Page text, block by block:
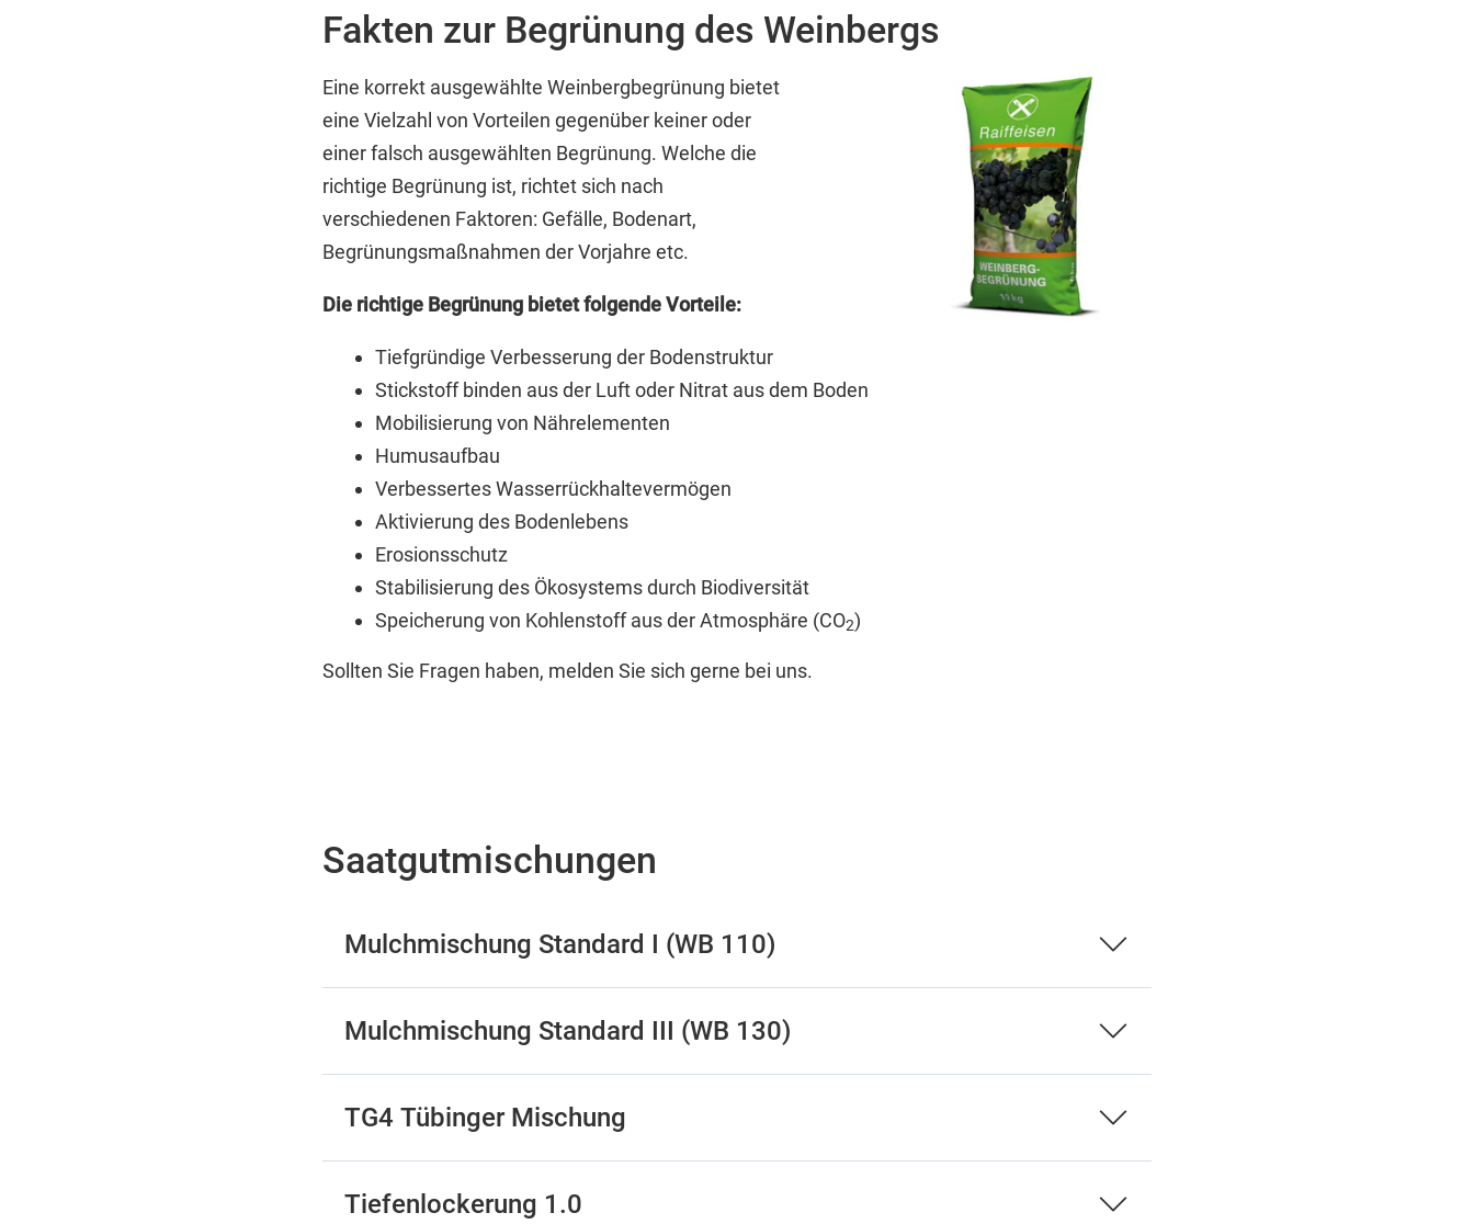
Fakten zur Begrünung des Weinbergs
Eine korrekt ausgewählte Weinbergbegrünung bietet
eine Vielzahl von Vorteilen gegenüber keiner oder
einer falsch ausgewählten Begrünung. Welche die
richtige Begrünung ist, richtet sich nach
verschiedenen Faktoren: Gefälle, Bodenart,
Begrünungsmaßnahmen der Vorjahre etc.
Die richtige Begrünung bietet folgende Vorteile:
Tiefgründige Verbesserung der Bodenstruktur
Stickstoff binden aus der Luft oder Nitrat aus dem Boden
Mobilisierung von Nährelementen
Humusaufbau
Verbessertes Wasserrückhaltevermögen
Aktivierung des Bodenlebens
Erosionsschutz
Stabilisierung des Ökosystems durch Biodiversität
Speicherung von Kohlenstoff aus der Atmosphäre (CO2)
Sollten Sie Fragen haben, melden Sie sich gerne bei uns.
Saatgutmischungen
Mulchmischung Standard I (WB 110)
Mulchmischung Standard III (WB 130)
TG4 Tübinger Mischung
Tiefenlockerung 1.0